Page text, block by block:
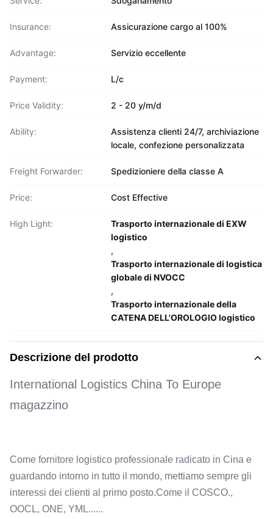
Insurance: Assicurazione cargo al 100%
Advantage: Servizio eccellente
Payment: L/c
Price Validity: 2 - 20 y/m/d
Ability:
Assistenza clienti 24/7, archiviazione
locale, confezione personalizzata
Freight Forwarder: Spedizioniere della classe A
Price: Cost Effective
High Light:
Trasporto internazionale di EXW
logistico
,
Trasporto internazionale di logistica
globale di NVOCC
,
Trasporto internazionale della
CATENA DELL'OROLOGIO logistico
Descrizione del prodotto
International Logistics China To Europe
magazzino
Come fornitore logistico professionale radicato in Cina e
guardando intorno in tutto il mondo, mettiamo sempre gli
interessi dei clienti al primo posto.Come il COSCO.,
OOCL, ONE, YML......